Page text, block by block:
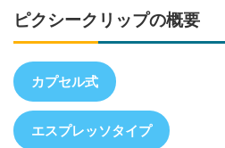
ピクシークリップの概要
カプセル式
エスプレッソタイプ